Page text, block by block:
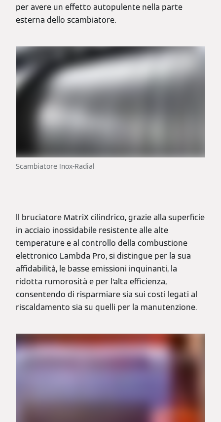
per avere un effetto autopulente nella parte
esterna dello scambiatore.
Scambiatore Inox-Radial
ll bruciatore MatriX cilindrico, grazie alla superficie
in acciaio inossidabile resistente alle alte
temperature e al controllo della combustione
elettronico Lambda Pro, si distingue per la sua
affidabilità, le basse emissioni inquinanti, la
ridotta rumorosità e per l‘alta efficienza,
consentendo di risparmiare sia sui costi legati al
riscaldamento sia su quelli per la manutenzione.